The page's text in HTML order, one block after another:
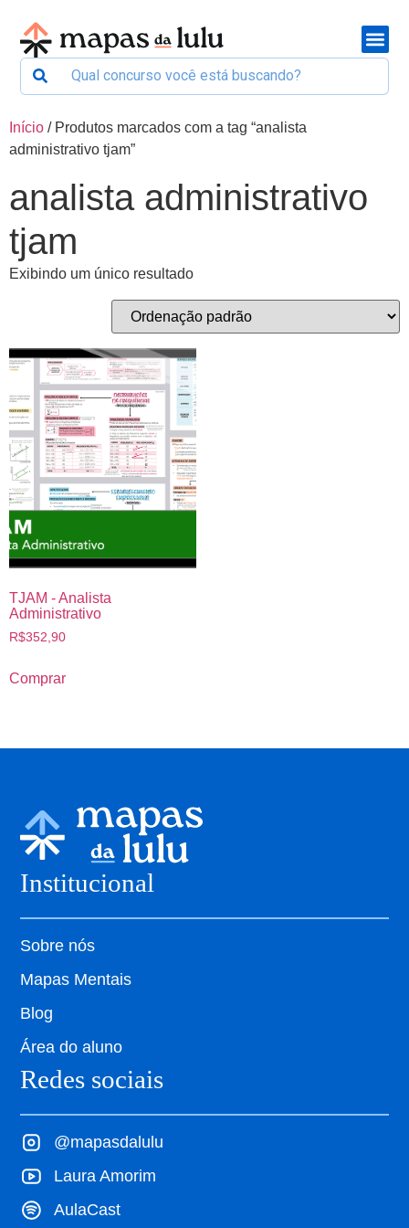
Início / Produtos marcados com a tag “analista
administrativo tjam”
analista administrativo
tjam
Exibindo um único resultado
TJAM - Analista
Administrativo
R$352,90
Comprar
Institucional
Sobre nós
Mapas Mentais
Blog
Área do aluno
Redes sociais
@mapasdalulu
Laura Amorim
AulaCast